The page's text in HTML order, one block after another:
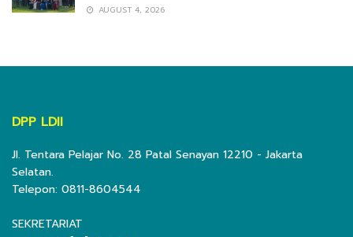
AUGUST 4, 2026
DPP LDII
Jl. Tentara Pelajar No. 28 Patal Senayan 12210 - Jakarta
Selatan.
Telepon: 0811-8604544
SEKRETARIAT